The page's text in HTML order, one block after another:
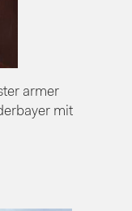
armer
mit